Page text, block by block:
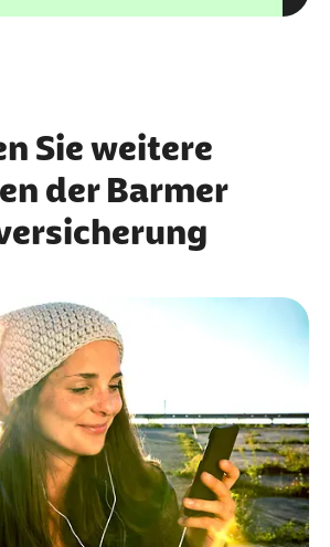
Sie weitere
der Barmer